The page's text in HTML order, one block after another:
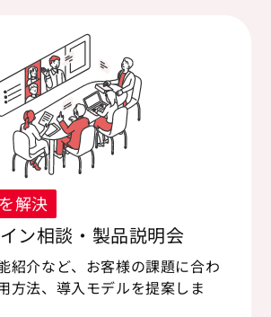
解決
ン相談・製品説明会
紹介など、お客様の課題に合わ
方法、導入モデルを提案しま